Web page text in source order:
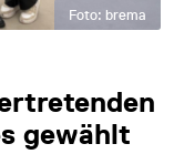
Foto: brema
gewählt